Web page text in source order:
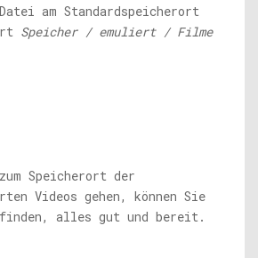
am Standardspeicherort
Speicher / emuliert / Filme
Speicherort der
Videos gehen, können Sie
alles gut und bereit.